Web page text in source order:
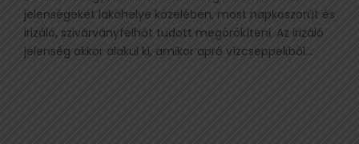
jelenségeket lakóhelye közelében, most napkoszorút és
irizáló, szivárványfelhőt tudott megörökíteni. Az irizáló
jelenség akkor alakul ki, amikor apró vízcseppekből...